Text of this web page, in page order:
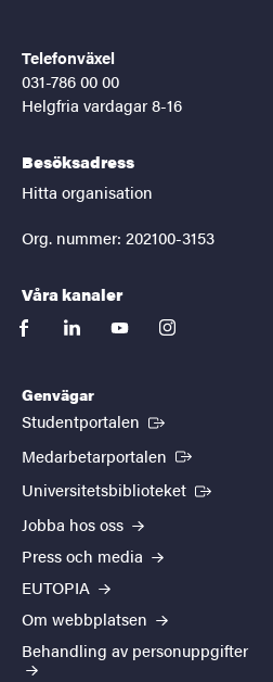
Telefonväxel
031-786 00 00
Helgfria vardagar 8-16
Besöksadress
Hitta organisation
Org. nummer: 202100-3153
Våra kanaler
facebooklinkedinyoutubeinstagram
Genvägar
Studentportalen (Extern länk)
Medarbetarportalen (Extern länk)
Universitetsbiblioteket (Extern länk)
Jobba hos oss
Press och media
EUTOPIA
Om webbplatsen
Behandling av personuppgifter